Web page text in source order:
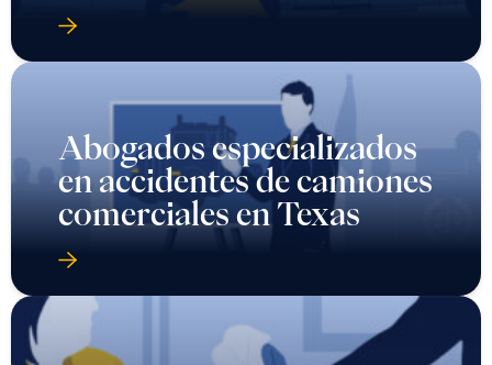
Abogados especializados
en accidentes de camiones
comerciales en Texas